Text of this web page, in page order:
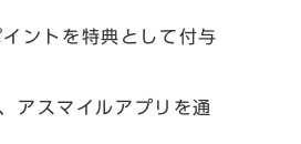
ントを特典として付与
アスマイルアプリを通